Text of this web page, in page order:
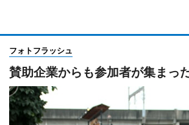
フォトフラッシュ
賛助企業からも参加者が集まっ